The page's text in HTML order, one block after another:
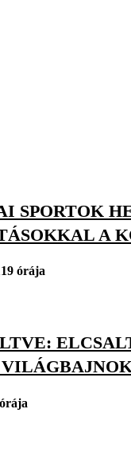
SPORTOK
A
19 órája